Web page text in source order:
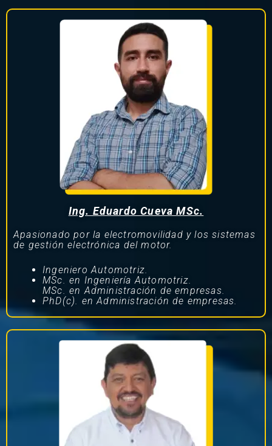
Ing. Eduardo Cueva MSc.
Apasionado por la electromovilidad y los sistemas
de gestión electrónica del motor.
Ingeniero Automotriz.
MSc. en Ingeniería Automotriz.
MSc. en Administración de empresas.
PhD(c). en Administración de empresas.